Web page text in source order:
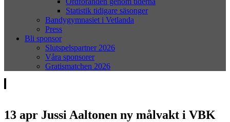
Statistik tidigare säsonger
Bandygymnasiet i Vetlanda
Press
Bli sponsor
Slutspelspartner 2026
Våra sponsorer
Gratismatchen 2026
13 apr Jussi Aaltonen ny målvakt i VBK